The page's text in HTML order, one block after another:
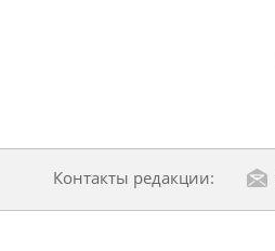
Контакты редакции: